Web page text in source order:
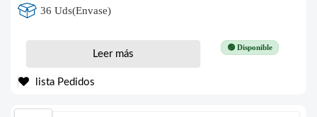
36 Uds(Envase)
🟢 Disponible
Leer más
lista Pedidos